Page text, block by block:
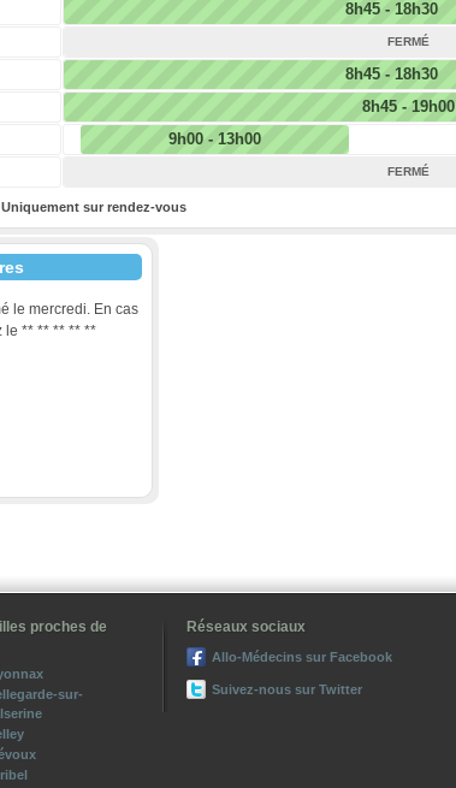
8h45 - 18h30
FERMÉ
8h45 - 18h30
8h45 - 19h00
9h00 - 13h00
FERMÉ
Uniquement sur rendez-vous
le mercredi. En cas
le ** ** ** ** **
à mobilité réduite et aux poussettes.
Impossible de charger Google Maps
Ce site Web vous appartient ?
proches de
sur-
Réseaux sociaux
Allo-Médecins sur Facebook
Suivez-nous sur Twitter